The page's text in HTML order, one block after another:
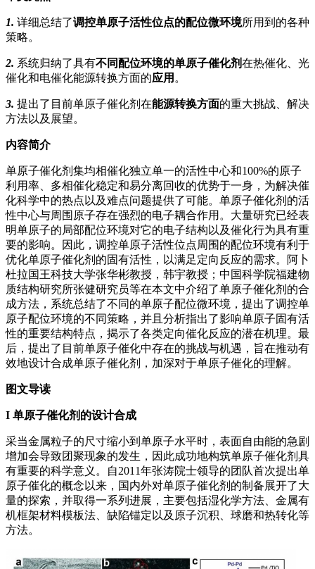
1. 详细总结了调控单原子活性位点的配位微环境所用到的各种
策略。
2. 系统归纳了具有不同配位环境的单原子催化剂在热催化、光
催化和电催化能源转换方面的应用 。
3. 提出了目前单原子催化剂在能源转换方面的重大挑战、解决
方法以及展望。
内容简介
单原子催化剂集均相催化独立单一的活性中心和100%的原子
利用率、多相催化稳定和易分离回收的优势于一身，为解决催
化科学中的热点以及难点问题提供了可能。单原子催化剂的活
性中心与周围原子存在强烈的电子耦合作用。大量研究已经表
明单原子的局部配位环境对它的电子结构以及催化行为具有重
要的影响。因此，调控单原子活性位点周围的配位环境有利于
优化单原子催化剂的固有活性，以满足定向反应的需求。阿卜
杜拉国王科技大学张华彬教授，韩宇教授；中国科学院福建物
质结构研究所张健研究员等在本文中介绍了单原子催化剂的合
成方法，系统总结了不同的单原子配位微环境，提出了调控单
原子配位环境的不同策略，并且分析指出了影响单原子固有活
性的重要结构特点，揭示了各类定向催化反应的潜在机理。最
后，提出了目前单原子催化中存在的挑战与机遇，旨在推动有
效地设计合成单原子催化剂，加深对于单原子催化的理解。
图文导读
I 单原子催化剂的设计合成
采当金属粒子的尺寸缩小到单原子水平时，表面自由能的急剧
增加会导致团聚现象的发生，因此成功地构筑单原子催化剂具
有重要的科学意义。自2011年张涛院士领导的团队首次提出单
原子催化的概念以来，国内外对单原子催化剂的制备展开了大
量的探索，并取得一系列进展，主要包括湿化学方法、金属有
机框架材料模板法、缺陷锚定以及原子沉积、球磨和热转化等
方法。